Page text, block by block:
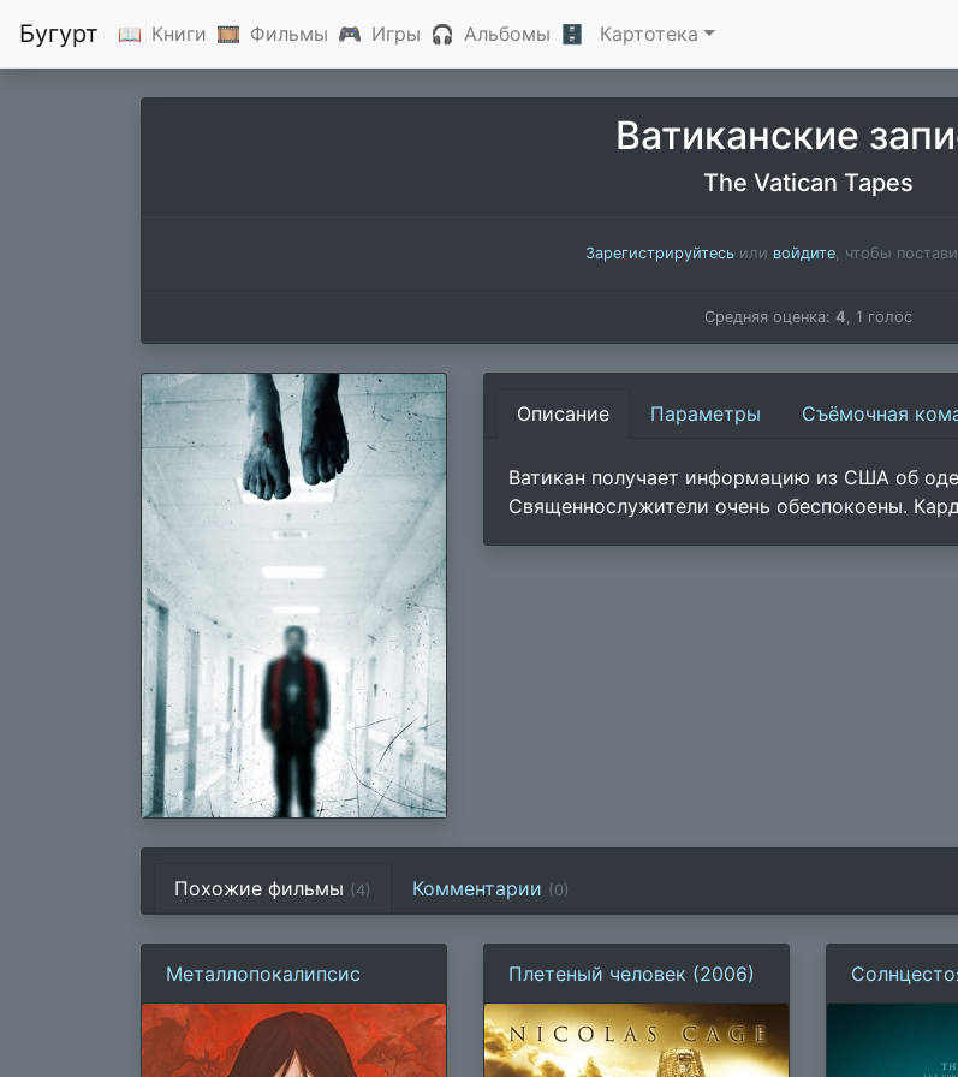
Бугурт 📖 Книги 🎞 Фильмы 🎮 Игры 🎧 Альбомы 🗄 Картотека
Ватиканские
The Vatican Tapes
Зарегистрируйтесьили войдите, чтобы
Средняя оценка: 4, 1 голос
Описание Параметры Съёмочная
Ватикан получает информацию из США об
Священнослужители очень обеспокоены.
Похожие фильмы (4) Комментарии (0)
Металлопокалипсис Плетеный человек (2006)